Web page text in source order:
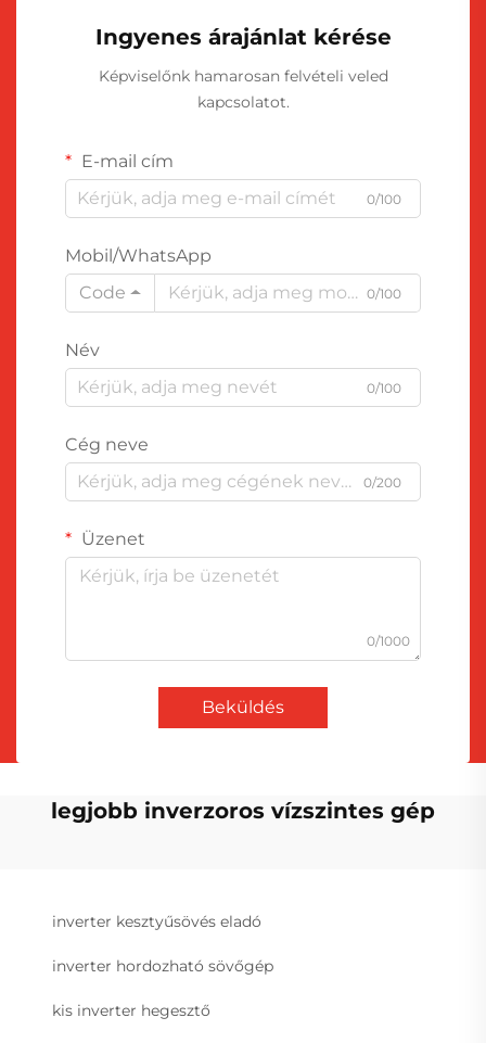
Ingyenes árajánlat kérése
Képviselőnk hamarosan felvételi veled
kapcsolatot.
E-mail cím
0/100
Mobil/WhatsApp
Code
0/100
Név
0/100
Cég neve
0/200
Üzenet
0/1000
Beküldés
legjobb inverzoros vízszintes gép
inverter kesztyűsövés eladó
inverter hordozható sövőgép
kis inverter hegesztő